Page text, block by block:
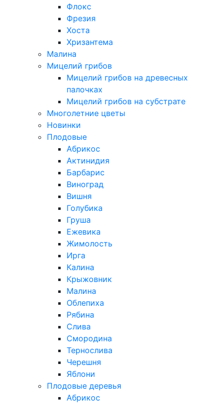
Флокс
Фрезия
Хоста
Хризантема
Малина
Мицелий грибов
Мицелий грибов на древесных
палочках
Мицелий грибов на субстрате
Многолетние цветы
Новинки
Плодовые
Абрикос
Актинидия
Барбарис
Виноград
Вишня
Голубика
Груша
Ежевика
Жимолость
Ирга
Калина
Крыжовник
Малина
Облепиха
Рябина
Слива
Смородина
Тернослива
Черешня
Яблони
Плодовые деревья
Абрикос